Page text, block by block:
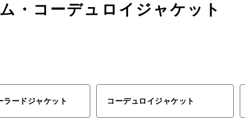
・コーデュロイジャケット
ラードジャケット コーデュロイジャケット